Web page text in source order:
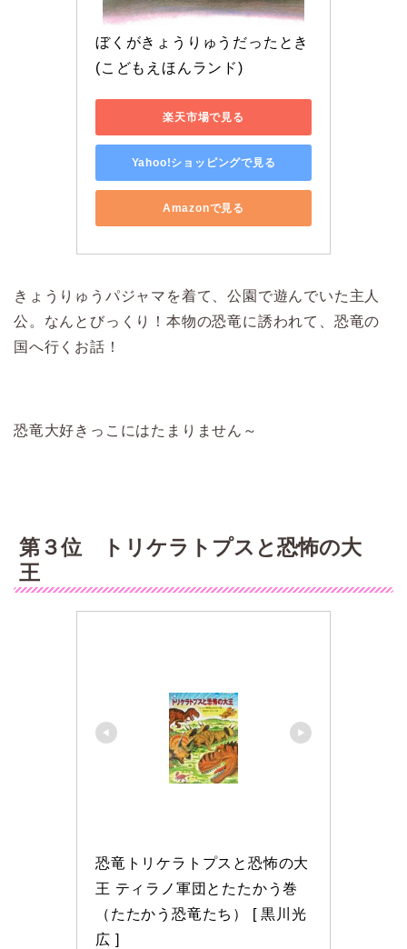
ぼくがきょうりゅうだったとき
(こどもえほんランド)
楽天市場で見る
Yahoo!ショッピングで見る
Amazonで見る
きょうりゅうパジャマを着て、公園で遊んでいた主人
公。なんとびっくり！本物の恐竜に誘われて、恐竜の
国へ行くお話！
恐竜大好きっこにはたまりません～
第３位 トリケラトプスと恐怖の大
王
恐竜トリケラトプスと恐怖の大
王 ティラノ軍団とたたかう巻
（たたかう恐竜たち） [ 黒川光
広 ]